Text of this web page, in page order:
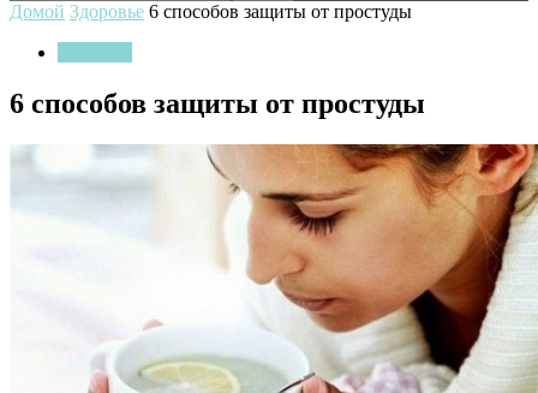
Домой Здоровье 6 способов защиты от простуды
6 способов защиты от простуды